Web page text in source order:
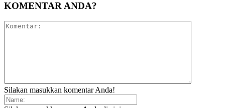
KOMENTAR ANDA?
Silakan masukkan komentar Anda!